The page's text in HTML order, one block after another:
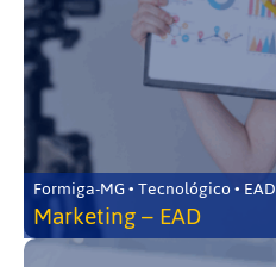
Formiga-MG • Tecnológico • EAD
Marketing – EAD